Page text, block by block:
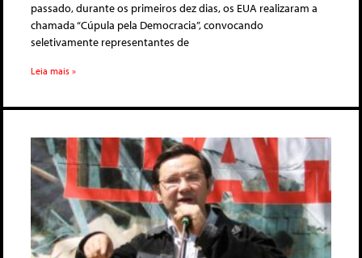
passado, durante os primeiros dez dias, os EUA realizaram a
chamada “Cúpula pela Democracia”, convocando
seletivamente representantes de
Leia mais »